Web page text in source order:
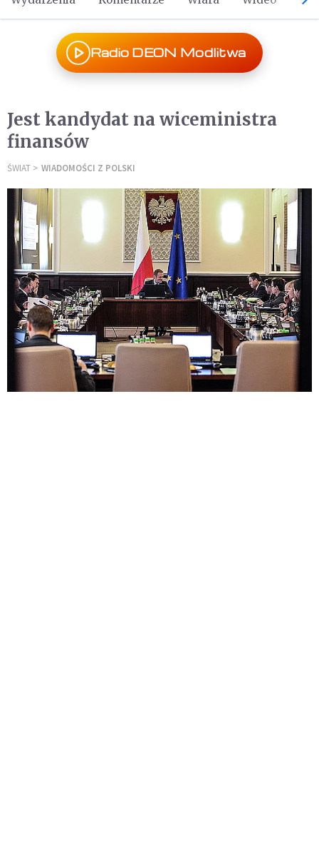
Radio DEON Modlitwa
Jest kandydat na wiceministra
finansów
ŚWIAT WIADOMOŚCI Z POLSKI